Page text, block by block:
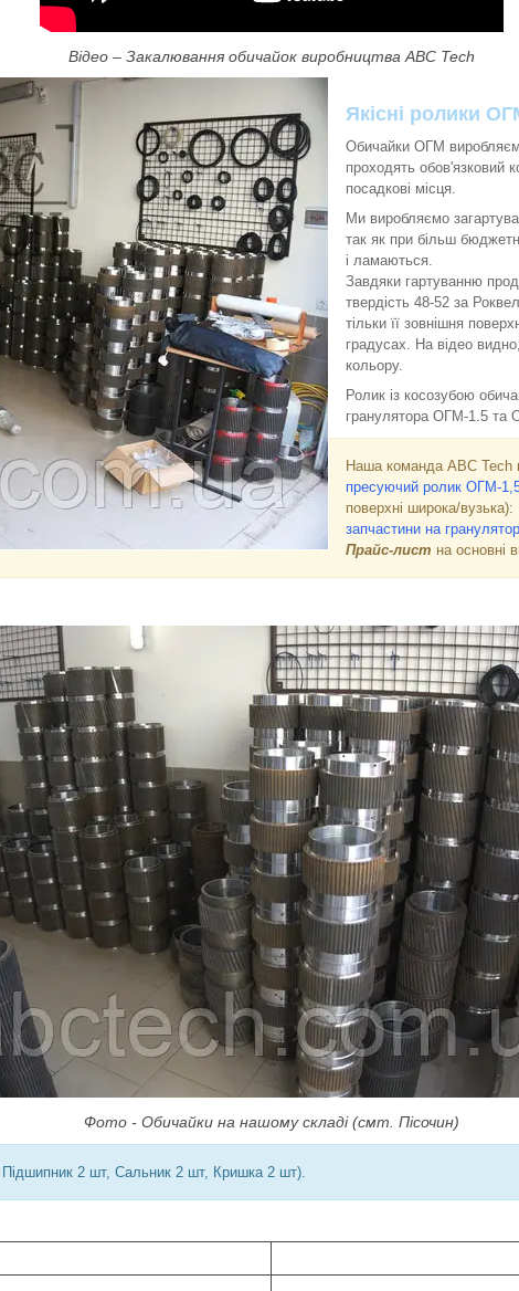
Відео – Закалювання обичайок виробництва ABC Tech
Якісні ролики
Обичайки ОГМ
проходять обов'язковий
посадкові місця.
Ми виробляємо
так як при більш
і ламаються.
Завдяки гартуванню
твердість 48-52 за
тільки її зовнішня
градусах. На відео
кольору.
Ролик із косозубою
гранулятора ОГМ-1.5 та
Наша команда ABC Tech
пресуючий ролик ОГМ-
поверхні широка/вузька):
запчастини на
Прайс-лист на основні
Фото - Обичайки на нашому складі (смт. Пісочин)
2 шт, Сальник 2 шт, Кришка 2 шт).